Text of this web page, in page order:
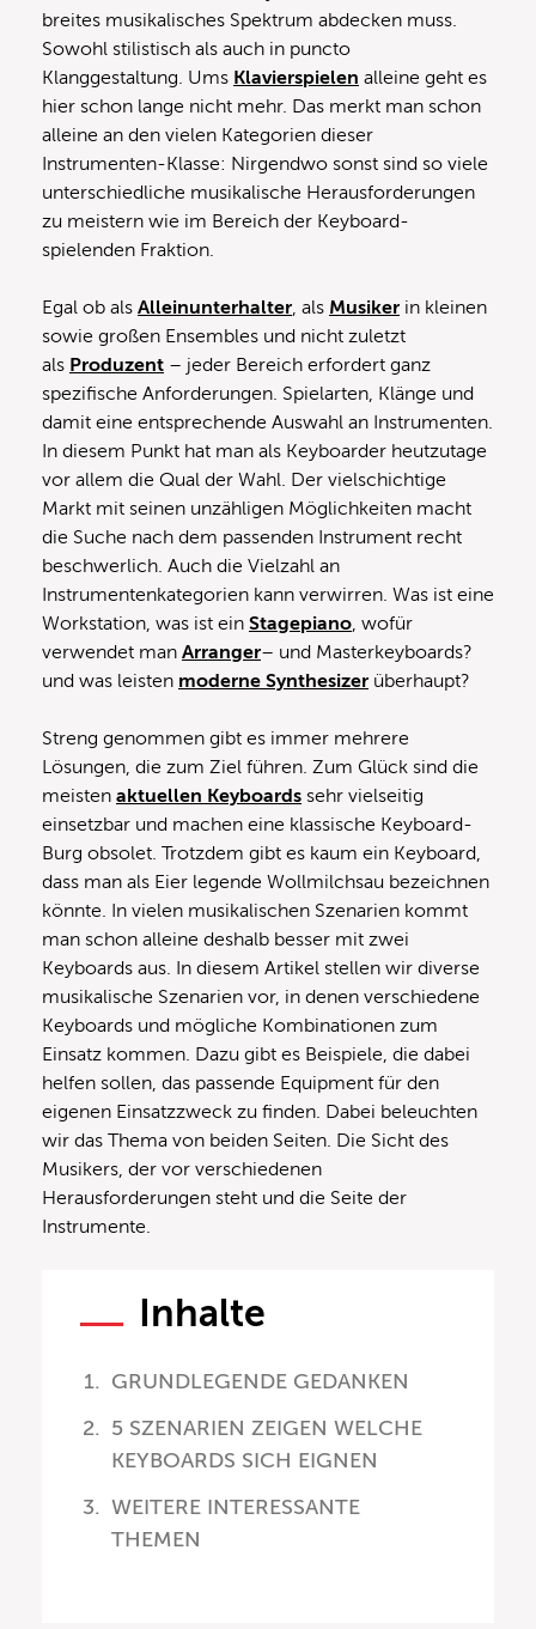
breites musikalisches Spektrum abdecken muss.
Sowohl stilistisch als auch in puncto
Klanggestaltung. Ums Klavierspielen alleine geht es
hier schon lange nicht mehr. Das merkt man schon
alleine an den vielen Kategorien dieser
Instrumenten-Klasse: Nirgendwo sonst sind so viele
unterschiedliche musikalische Herausforderungen
zu meistern wie im Bereich der Keyboard-
spielenden Fraktion.
Egal ob als Alleinunterhalter, als Musiker in kleinen
sowie großen Ensembles und nicht zuletzt
als Produzent – jeder Bereich erfordert ganz
spezifische Anforderungen. Spielarten, Klänge und
damit eine entsprechende Auswahl an Instrumenten.
In diesem Punkt hat man als Keyboarder heutzutage
vor allem die Qual der Wahl. Der vielschichtige
Markt mit seinen unzähligen Möglichkeiten macht
die Suche nach dem passenden Instrument recht
beschwerlich. Auch die Vielzahl an
Instrumentenkategorien kann verwirren. Was ist eine
Workstation, was ist ein Stagepiano, wofür
verwendet man Arranger– und Masterkeyboards?
und was leisten moderne Synthesizer überhaupt?
Streng genommen gibt es immer mehrere
Lösungen, die zum Ziel führen. Zum Glück sind die
meisten aktuellen Keyboards sehr vielseitig
einsetzbar und machen eine klassische Keyboard-
Burg obsolet. Trotzdem gibt es kaum ein Keyboard,
dass man als Eier legende Wollmilchsau bezeichnen
könnte. In vielen musikalischen Szenarien kommt
man schon alleine deshalb besser mit zwei
Keyboards aus. In diesem Artikel stellen wir diverse
musikalische Szenarien vor, in denen verschiedene
Keyboards und mögliche Kombinationen zum
Einsatz kommen. Dazu gibt es Beispiele, die dabei
helfen sollen, das passende Equipment für den
eigenen Einsatzzweck zu finden. Dabei beleuchten
wir das Thema von beiden Seiten. Die Sicht des
Musikers, der vor verschiedenen
Herausforderungen steht und die Seite der
Instrumente.
Inhalte
GRUNDLEGENDE GEDANKEN
5 SZENARIEN ZEIGEN WELCHE
KEYBOARDS SICH EIGNEN
WEITERE INTERESSANTE
THEMEN